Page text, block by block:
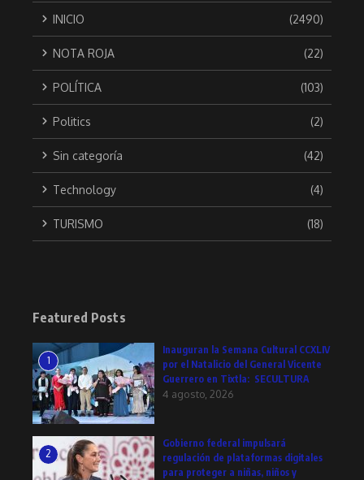
INICIO (2490)
NOTA ROJA (22)
POLÍTICA (103)
Politics (2)
Sin categoría (42)
Technology (4)
TURISMO (18)
Featured Posts
1
Inauguran la Semana Cultural CCXLIV
por el Natalicio del General Vicente
Guerrero en Tixtla: SECULTURA
4 agosto, 2026
2
Gobierno federal impulsará
regulación de plataformas digitales
para proteger a niñas, niños y